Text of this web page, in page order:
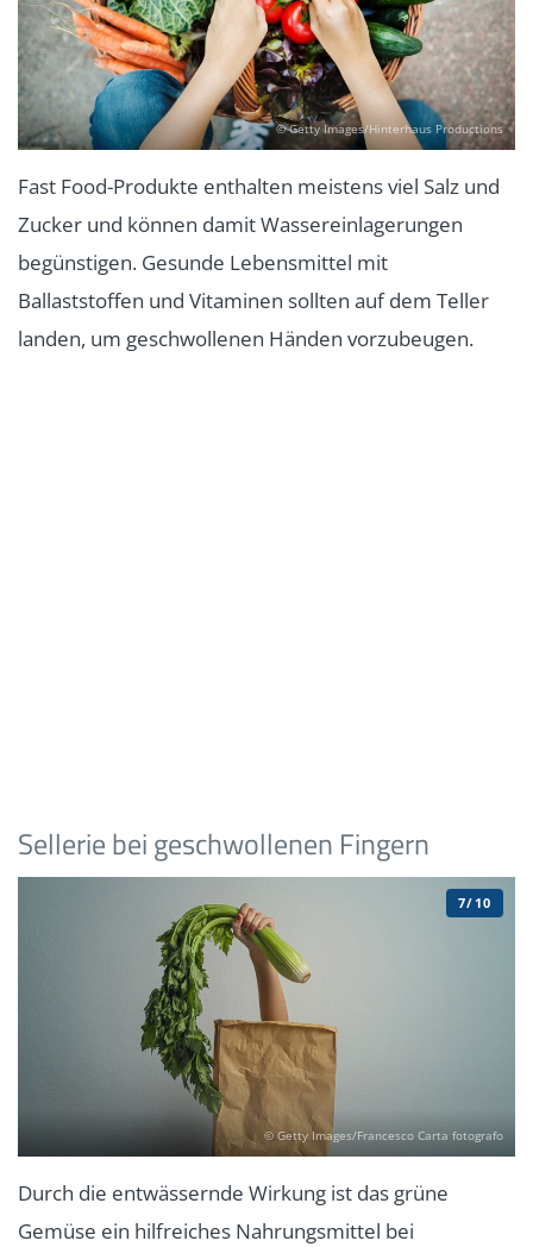
© Getty Images/Hinterhaus Productions
Fast Food-Produkte enthalten meistens viel Salz und
Zucker und können damit Wassereinlagerungen
begünstigen. Gesunde Lebensmittel mit
Ballaststoffen und Vitaminen sollten auf dem Teller
landen, um geschwollenen Händen vorzubeugen.
Sellerie bei geschwollenen Fingern
© Getty Images/Francesco Carta fotografo
7/10
Durch die entwässernde Wirkung ist das grüne
Gemüse ein hilfreiches Nahrungsmittel bei